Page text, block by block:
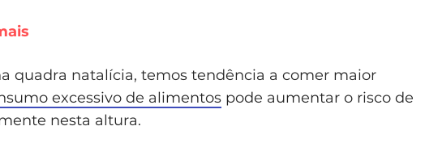
quadra natalícia, temos tendência a comer maior
excessivo de alimentos pode aumentar o risco de
nesta altura.